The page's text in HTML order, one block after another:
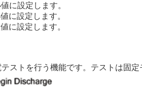
に設定します。
に設定します。
に設定します。
ストを行う機能です。テストは固